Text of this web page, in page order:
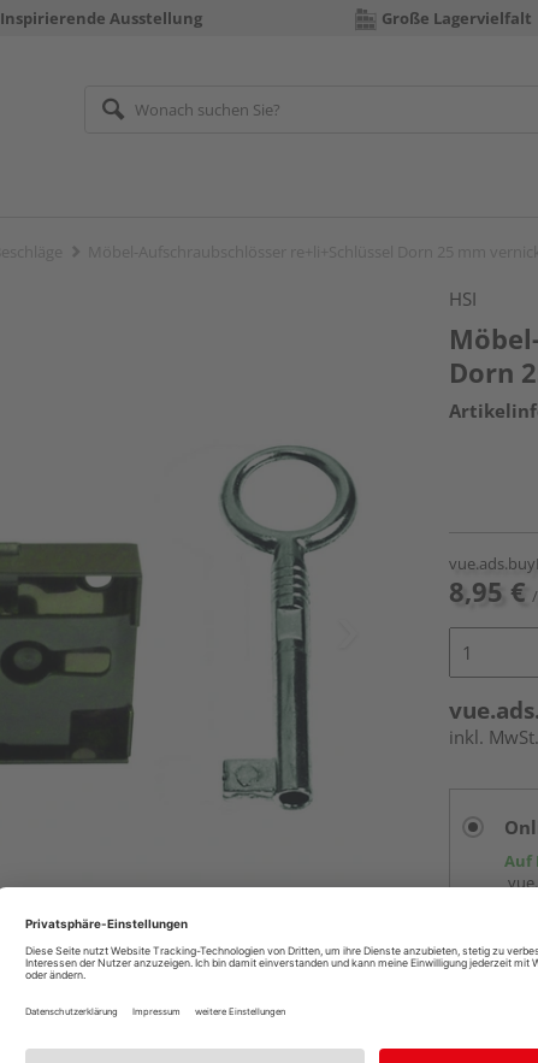
Inspirierende Ausstellung Große Lagervielfalt
HSI
Dorn
8,95 €
inkl. MwSt.
Auf